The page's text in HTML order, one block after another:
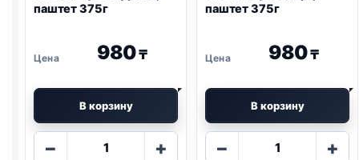
паштет 375г
980₸
В корзину
−
Количество
+
паштет 375г
980₸
В корзину
−
Количество
+